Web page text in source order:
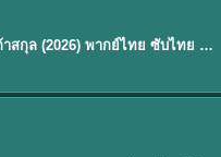
Mystic Nine เก้าสกุล (2026) พากย์ไทย ซับไทย EP.1-30